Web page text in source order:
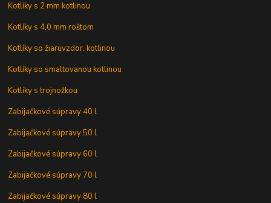
Kotlíky s 2 mm kotlinou
Kotlíky s 4,0 mm roštom
Kotlíky so žiaruvzdor. kotlinou
Kotlíky so smaltovanou kotlinou
Kotlíky s trojnožkou
Zabijačkové súpravy 40 l
Zabijačkové súpravy 50 l
Zabijačkové súpravy 60 l
Zabijačkové súpravy 70 l
Zabijačkové súpravy 80 l